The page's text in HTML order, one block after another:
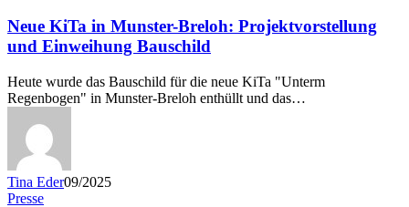
Neue KiTa in Munster-Breloh: Projektvorstellung
und Einweihung Bauschild
Heute wurde das Bauschild für die neue KiTa "Unterm
Regenbogen" in Munster-Breloh enthüllt und das…
Tina Eder09/2025
Presse